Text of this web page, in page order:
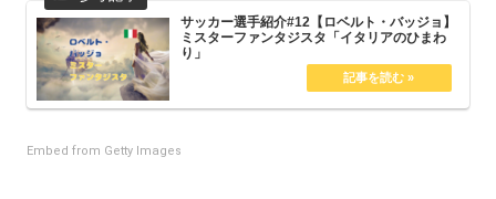
サッカー選手紹介#12【ロベルト・バッジョ】
ミスターファンタジスタ「イタリアのひまわ
り」
Embed from Getty Images